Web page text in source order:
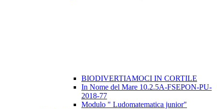
BIODIVERTIAMOCI IN CORTILE
In Nome del Mare 10.2.5A-FSEPON-PU-
2018-77
Modulo " Ludomatematica junior"